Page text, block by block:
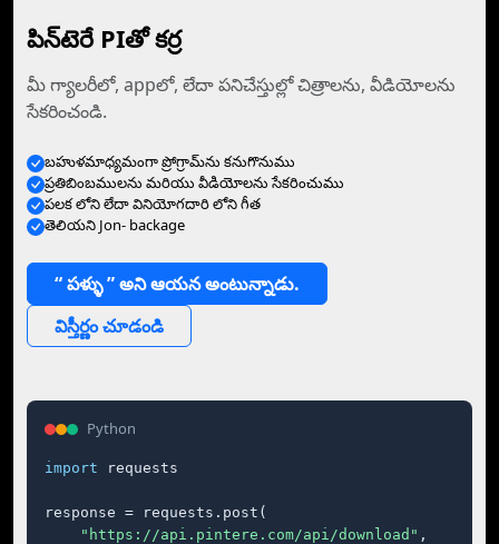
పిన్‌టెరే PIతో కర్ర
మీ గ్యాలరీలో, appలో, లేదా పనిచేస్తుల్లో చిత్రాలను, వీడియోలను
సేకరించండి.
బహుళమాధ్యమంగా ప్రోగ్రామ్‌ను కనుగొనుము
ప్రతిబింబములను మరియు వీడియోలను సేకరించుము
పలక లోని లేదా వినియోగదారి లోని గీత
తెలియని Jon- backage
“ పళ్ళు ” అని ఆయన అంటున్నాడు.
విస్తీర్ణం చూడండి
Python
import requests
response = requests.post(
"https://api.pintere.com/api/download" ,